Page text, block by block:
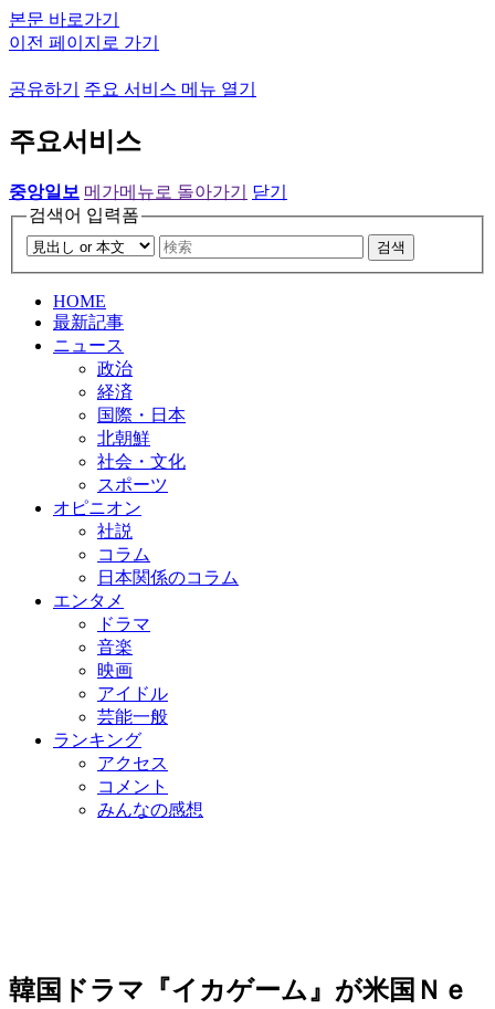
본문 바로가기
이전 페이지로 가기
공유하기 주요 서비스 메뉴 열기
주요서비스
중앙일보 메가메뉴로 돌아가기
닫기
검색어 입력폼
검색
HOME
最新記事
ニュース
政治
経済
国際・日本
北朝鮮
社会・文化
スポーツ
オピニオン
社説
コラム
日本関係のコラム
エンタメ
ドラマ
音楽
映画
アイドル
芸能一般
ランキング
アクセス
コメント
みんなの感想
韓国ドラマ『イカゲーム』が米国Ｎｅ